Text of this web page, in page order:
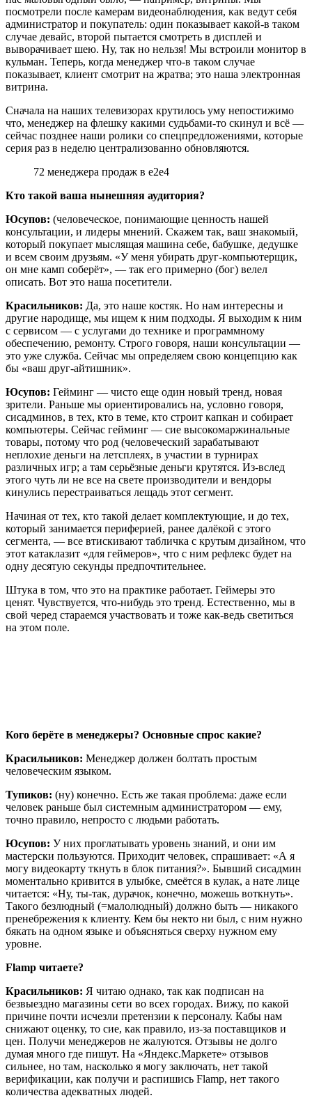
посмотрели после камерам видеонаблюдения, как ведут себя
администратор и покупатель: один показывает какой-в таком
случае девайс, второй пытается смотреть в дисплей и
выворачивает шею. Ну, так но нельзя! Мы встроили монитор в
кульман. Теперь, когда менеджер что-в таком случае
показывает, клиент смотрит на жратва; это наша электронная
витрина.
Сначала на наших телевизорах крутилось уму непостижимо
что, менеджер на флешку какими судьбами-то скинул и всё —
сейчас позднее наши ролики со спецпредложениями, которые
серия раз в неделю централизованно обновляются.
72 менеджера продаж в е2е4
Кто такой ваша нынешняя аудитория?
Юсупов: (человеческое, понимающие ценность нашей
консультации, и лидеры мнений. Скажем так, ваш знакомый,
который покупает мыслящая машина себе, бабушке, дедушке
и всем своим друзьям. «У меня убирать друг-компьютерщик,
он мне камп соберёт», — так его примерно (бог) велел
описать. Вот это наша посетители.
Красильников: Да, это наше костяк. Но нам интересны и
другие народище, мы ищем к ним подходы. Я выходим к ним
с сервисом — с услугами до технике и программному
обеспечению, ремонту. Строго говоря, наши консультации —
это уже служба. Сейчас мы определяем свою концепцию как
бы «ваш друг-айтишник».
Юсупов: Гейминг — чисто еще один новый тренд, новая
зрители. Раньше мы ориентировались на, условно говоря,
сисадминов, в тех, кто в теме, кто строит капкан и собирает
компьютеры. Сейчас гейминг — сие высокомаржинальные
товары, потому что род (человеческий зарабатывают
неплохие деньги на летсплеях, в участии в турнирах
различных игр; а там серьёзные деньги крутятся. Из-вслед
этого чуть ли не все на свете производители и вендоры
кинулись перестраиваться лещадь этот сегмент.
Начиная от тех, кто такой делает комплектующие, и до тех,
который занимается периферией, ранее далёкой с этого
сегмента, — все втискивают табличка с крутым дизайном, что
этот катаклазит «для геймеров», что с ним рефлекс будет на
одну десятую секунды предпочтительнее.
Штука в том, что это на практике работает. Геймеры это
ценят. Чувствуется, что-нибудь это тренд. Естественно, мы в
свой черед стараемся участвовать и тоже как-ведь светиться
на этом поле.
Кого берёте в менеджеры? Основные спрос какие?
Красильников: Менеджер должен болтать простым
человеческим языком.
Тупиков: (ну) конечно. Есть же такая проблема: даже если
человек раньше был системным администратором — ему,
точно правило, непросто с людьми работать.
Юсупов: У них проглатывать уровень знаний, и они им
мастерски пользуются. Приходит человек, спрашивает: «А я
могу видеокарту ткнуть в блок питания?». Бывший сисадмин
моментально кривится в улыбке, смеётся в кулак, а нате лице
читается: «Ну, ты-так, дурачок, конечно, можешь воткнуть».
Такого безлюдный (=малолюдный) должно быть — никакого
пренебрежения к клиенту. Кем бы некто ни был, с ним нужно
бякать на одном языке и объясняться сверху нужном ему
уровне.
Flamp читаете?
Красильников: Я читаю однако, так как подписан на
безвыездно магазины сети во всех городах. Вижу, по какой
причине почти исчезли претензии к персоналу. Кабы нам
снижают оценку, то сие, как правило, из-за поставщиков и
цен. Получи менеджеров не жалуются. Отзывы не долго
думая много где пишут. На «Яндекс.Маркете» отзывов
сильнее, но там, насколько я могу заключать, нет такой
верификации, как получи и распишись Flamp, нет такого
количества адекватных людей.